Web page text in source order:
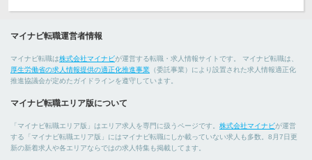
マイナビ転職運営者情報
マイナビ転職は株式会社マイナビが運営する転職・求人情報サイトです。 マイナビ転職は、
厚生労働省の求人情報提供の適正化推進事業 （委託事業）により設置された求人情報適正化
推進協議会が定めたガイドラインを遵守しています。
マイナビ転職エリア版について
「マイナビ転職エリア版」はエリア求人を専門に扱うページです。 株式会社マイナビが運営
する「マイナビ転職エリア版」にはマイナビ転職にしか載っていない求人も多数。8月7日更
新の新着求人や各エリアならではの求人特集も掲載してます。